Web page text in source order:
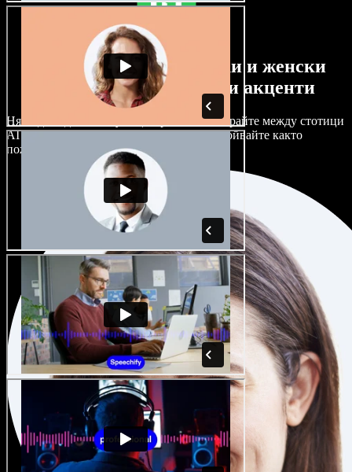
Огромен избор от мъжки и женски
гласове с най-различни акценти
Няма два еднакво звучащи проекта. Избирайте между стотици
AI гласови актьори и акценти и ги настройвайте както
пожелаете.